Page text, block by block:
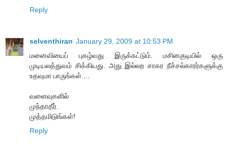
Reply
selventhiran January 29, 2009 at 10:53 PM
மனைவியைப் புகழ்வது இருக்கட்டும். மசினகுடியில் ஒரு
முடியலத்துவம் சிக்கியது. அது இல்லற சாகர நீச்சல்காரர்களுக்கு
உதவுமா பாருங்கள்....
வளைவுகளில்
முந்தாதீர்.
முத்தமிடுங்கள்!
Reply